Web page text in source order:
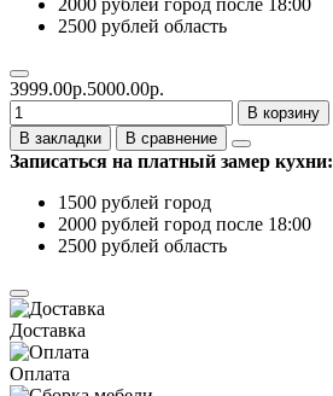
2500 рублей область
3999.00р.5000.00р.
В корзину
В закладки
В сравнение
Записаться на платный замер кухни:
1500 рублей город
2000 рублей город после 18:00
2500 рублей область
Доставка
Оплата